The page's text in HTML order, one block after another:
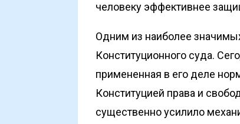
человеку эффективнее
Одним из наиболее
Конституционного суда.
примененная в его деле
Конституцией права и
существенно усилило